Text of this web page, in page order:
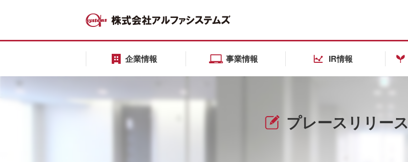
企業情報 事業情報 IR情報
プレースリリース